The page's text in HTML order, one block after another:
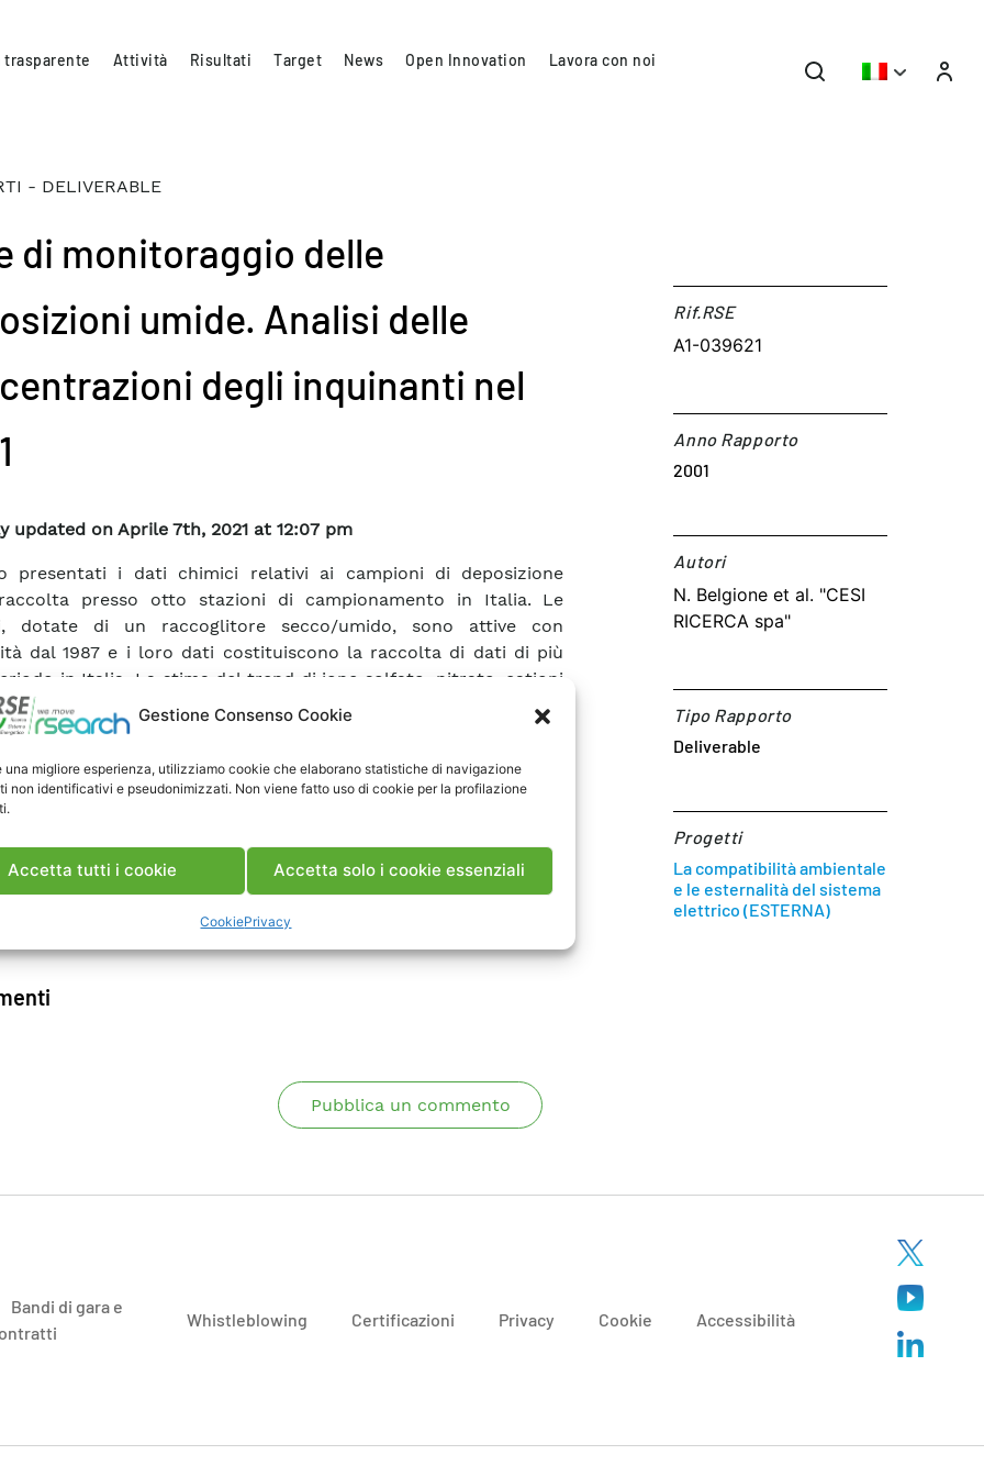
Gestione Consenso Cookie
una migliore esperienza, utilizziamo cookie che elaborano statistiche di navigazione
non identificativi e pseudonimizzati. Non viene fatto uso di cookie per la profilazione
Accetta tutti i cookie Accetta solo i cookie essenziali
CookiePrivacy
trasparente Attività Risultati Target News Open Innovation Lavora con noi
- DELIVERABLE
di monitoraggio delle
umide. Analisi delle
degli inquinanti nel
updated on Aprile 7th, 2021 at 12:07 pm
presentati i dati chimici relativi ai campioni di deposizione
presso otto stazioni di campionamento in Italia. Le
dotate di un raccoglitore secco/umido, sono attive con
dal 1987 e i loro dati costituiscono la raccolta di dati di più
in Italia. La stima del trend di ione solfato, nitrato, cationi
pH viene perciò aggiornata al 2001; in particolare si evidenzia
alle osservazioni del 2000 e cioè la presenza di una lenta
di ione nitrato, in alcune stazioni si assiste ora ad un
aumento delle concentrazioni medie di solfato e nitrato. A
di pH sono aumentati ed ora sono prossimi alla neutralità.
Rif.RSE​
A1-039621
Anno Rapporto
2001
Autori​
N. Belgione et al. "CESI
RICERCA spa"
Tipo Rapporto
Deliverable
Progetti
La compatibilità ambientale
e le esternalità del sistema
elettrico (ESTERNA)
Pubblica un commento
Bandi di gara e
Whistleblowing Certificazioni Privacy Cookie Accessibilità